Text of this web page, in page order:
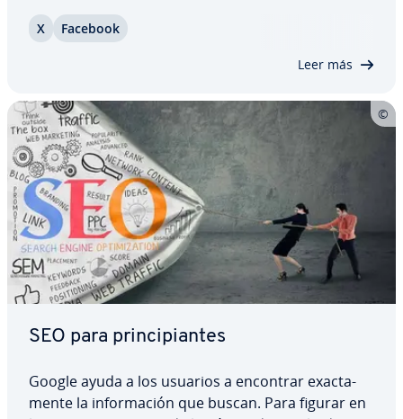
redes y en la ac­tua­li­dad casi todas las empresas
X Facebook
Leer más
SEO para pri­n­ci­pia­n­tes
Google ayuda a los usuarios a encontrar exac­ta­
me­n­te la in­fo­r­ma­ción que buscan. Para figurar en